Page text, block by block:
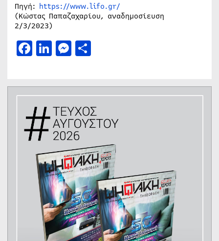
Πηγή: https://www.lifo.gr/
(Κώστας Παπαζαχαρίου, αναδημοσίευση
2/3/2023)
Facebook
LinkedIn
Messenger